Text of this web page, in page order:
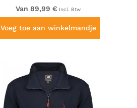
Van 89,99 € Incl. Btw
Voeg toe aan winkelmandje